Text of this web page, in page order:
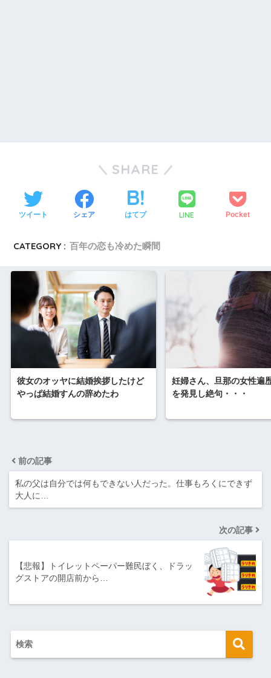
SHARE
ツイート シェア はてブ LINE Pocket
CATEGORY : 百年の恋も冷めた瞬間
彼女のオッヤに結婚挨拶したけど
やっぱ結婚すんの辞めたわ
妊婦さん、旦那の女性遍
を発見し絶句・・・
前の記事
私の父は自分では何もできない人だった。仕事もろくにできず
大人に…
次の記事
【悲報】トイレットペーパー難民ぼく、ドラッ
グストアの開店前から…